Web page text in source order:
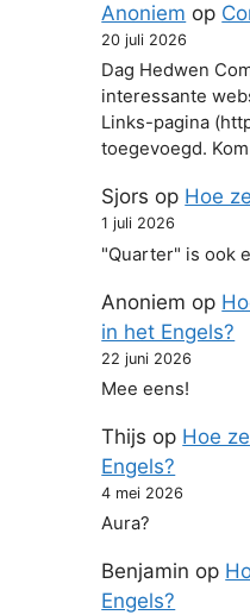
Anoniem op
20 juli 2026
Dag Hedwen
interessante
Links-pagina
toegevoegd.
Sjors op Hoe
1 juli 2026
"Quarter" is ook
Anoniem op
in het Engels?
22 juni 2026
Mee eens!
Thijs op Hoe
Engels?
4 mei 2026
Aura?
Benjamin op
Engels?